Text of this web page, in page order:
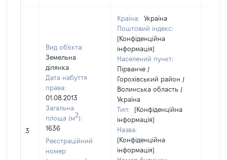
3
Вид об'єкта:
Земельна
ділянка
Дата набуття
права:
01.08.2013
Загальна
площа (м2):
1636
Реєстраційний
номер
Країна:
Україна
Поштовий індекс:
[Конфіденційна
інформація]
Населений пункт:
Пірванче /
Горохівський район /
Волинська область /
Україна
Тип:
[Конфіденційна
інформація]
Назва:
[Конфіденційна
інформація]